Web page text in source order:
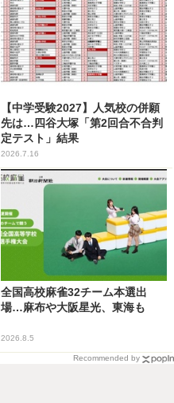
【中学受験2027】人気校の併願
先は…四谷大塚「第2回合不合判
定テスト」結果
2026.7.16
全国高校麻雀32チーム本選出
場…麻布や大阪星光、東海も
2026.8.5
Recommended by